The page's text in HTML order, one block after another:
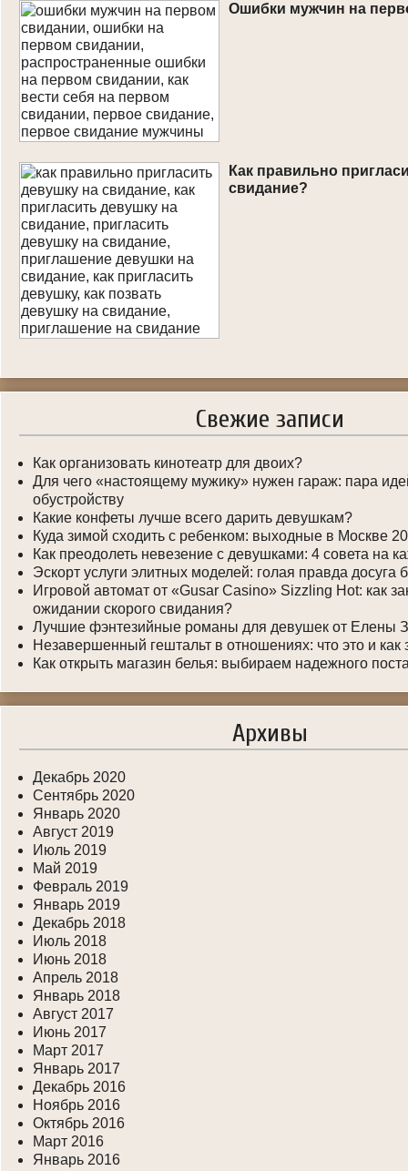
Ошибки мужчин на
Как правильно
свидание?
Свежие записи
Как организовать кинотеатр для двоих?
Для чего «настоящему мужику» нужен гараж: пара
обустройству
Какие конфеты лучше всего дарить девушкам?
Куда зимой сходить с ребенком: выходные в Москве
Как преодолеть невезение с девушками: 4 совета на
Эскорт услуги элитных моделей: голая правда досуга
Игровой автомат от «Gusar Casino» Sizzling Hot: как
ожидании скорого свидания?
Лучшие фэнтезийные романы для девушек от Елены
Незавершенный гештальт в отношениях: что это и как
Как открыть магазин белья: выбираем надежного
Архивы
Декабрь 2020
Сентябрь 2020
Январь 2020
Август 2019
Июль 2019
Май 2019
Февраль 2019
Январь 2019
Декабрь 2018
Июль 2018
Июнь 2018
Апрель 2018
Январь 2018
Август 2017
Июнь 2017
Март 2017
Январь 2017
Декабрь 2016
Ноябрь 2016
Октябрь 2016
Март 2016
Январь 2016